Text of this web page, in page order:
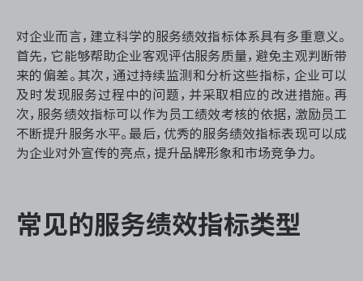
ONES 资讯
对企业而言，建立科学的服务绩效指标体系具有多重意义。
首先，它能够帮助企业客观评估服务质量，避免主观判断带
来的偏差。其次，通过持续监测和分析这些指标，企业可以
及时发现服务过程中的问题，并采取相应的改进措施。再
次，服务绩效指标可以作为员工绩效考核的依据，激励员工
不断提升服务水平。最后，优秀的服务绩效指标表现可以成
为企业对外宣传的亮点，提升品牌形象和市场竞争力。
常见的服务绩效指标类型